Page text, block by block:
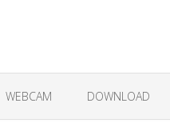
WEBCAM DOWNLOAD